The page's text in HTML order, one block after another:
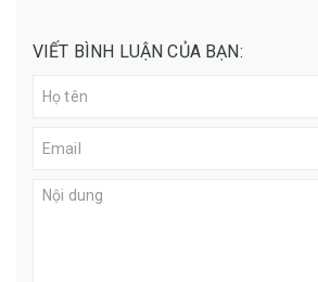
VIẾT BÌNH LUẬN CỦA BẠN: